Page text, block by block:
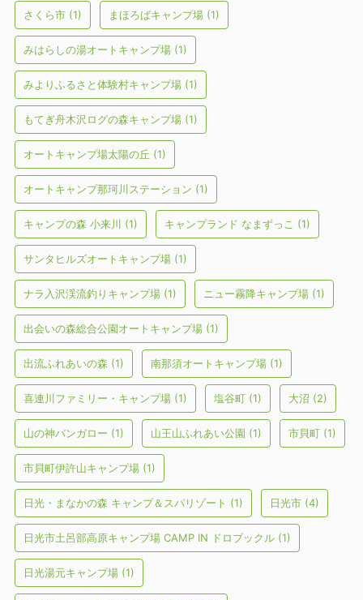
さくら市 (1) まほろばキャンプ場 (1)
みはらしの湯オートキャンプ場 (1)
みよりふるさと体験村キャンプ場 (1)
もてぎ舟木沢ログの森キャンプ場 (1)
オートキャンプ場太陽の丘 (1)
オートキャンプ那珂川ステーション (1)
キャンプの森 小来川 (1) キャンプランド なまずっこ (1)
サンタヒルズオートキャンプ場 (1)
ナラ入沢渓流釣りキャンプ場 (1) ニュー霧降キャンプ場 (1)
出会いの森総合公園オートキャンプ場 (1)
出流ふれあいの森 (1) 南那須オートキャンプ場 (1)
喜連川ファミリー・キャンプ場 (1) 塩谷町 (1) 大沼 (2)
山の神バンガロー (1) 山王山ふれあい公園 (1) 市貝町 (1)
市貝町伊許山キャンプ場 (1)
日光・まなかの森 キャンプ＆スパリゾート (1) 日光市 (4)
日光市土呂部高原キャンプ場 CAMP IN ドロブックル (1)
日光湯元キャンプ場 (1)